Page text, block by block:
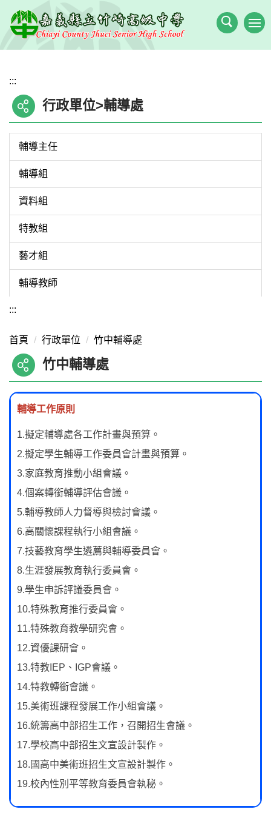
到
主
要
容
區
:::
行政單位>輔導處
輔導主任
輔導組
資料組
特教組
藝才組
輔導教師
:::
首頁 行政單位 竹中輔導處
竹中輔導處
輔導工作原則
1.擬定輔導處各工作計畫與預算。
2.擬定學生輔導工作委員會計畫與預算。
3.家庭教育推動小組會議。
4.個案轉銜輔導評估會議。
5.輔導教師人力督導與檢討會議。
6.高關懷課程執行小組會議。
7.技藝教育學生遴薦與輔導委員會。
8.生涯發展教育執行委員會。
9.學生申訴評議委員會。
10.特殊教育推行委員會。
11.特殊教育教學研究會。
12.資優課研會。
13.特教IEP、IGP會議。
14.特教轉銜會議。
15.美術班課程發展工作小組會議。
16.統籌高中部招生工作，召開招生會議。
17.學校高中部招生文宣設計製作。
18.國高中美術班招生文宣設計製作。
19.校內性別平等教育委員會執秘。